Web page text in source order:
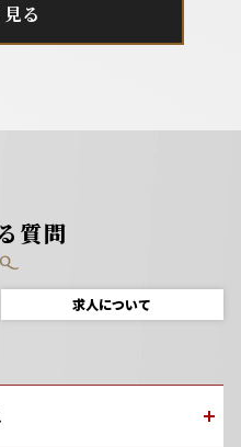
る
質問
求人について